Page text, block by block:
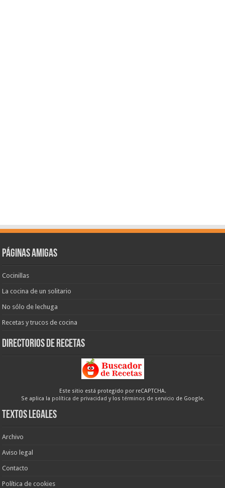
Páginas amigas
Cocinillas
La cocina de un solitario
No sólo de lechuga
Recetas y trucos de cocina
Directorios de recetas
Este sitio está protegido por reCAPTCHA.
Se aplica la política de privacidad y los términos de servicio de Google.
Textos legales
Archivo
Aviso legal
Contacto
Política de cookies